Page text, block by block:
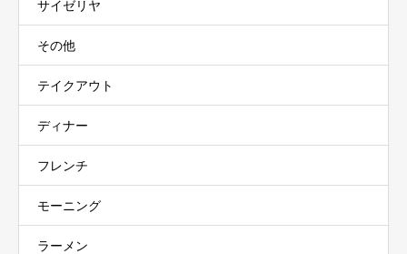
サイゼリヤ
その他
テイクアウト
ディナー
フレンチ
モーニング
ラーメン